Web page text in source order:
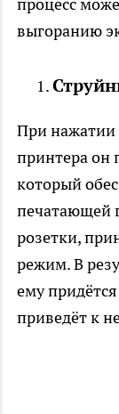
процесс
выгоранию
При нажатии
принтера он
который
печатающей
розетки,
режим. В
ему
приведёт к